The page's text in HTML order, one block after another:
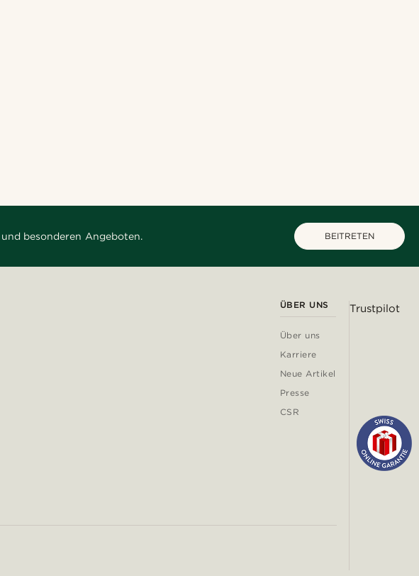
besonderen Angeboten. BEITRETEN
ÜBER UNS
Über uns
Karriere
Neue Artikel
Presse
CSR
Trustpilot